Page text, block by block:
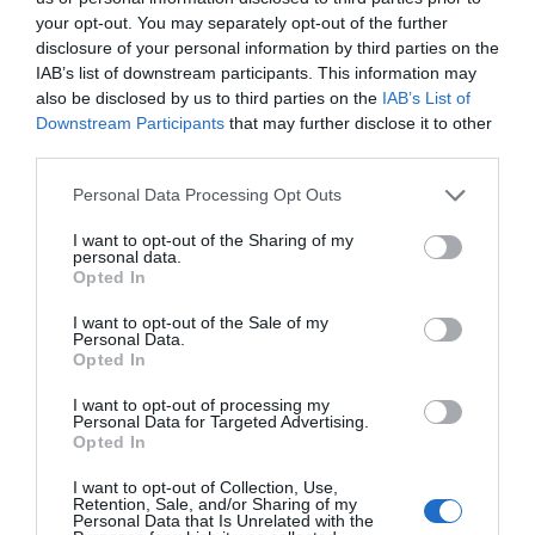
your opt-out. You may separately opt-out of the further
disclosure of your personal information by third parties on the
IAB’s list of downstream participants. This information may
also be disclosed by us to third parties on the IAB’s List of
Downstream Participants that may further disclose it to other
Personal Data Processing Opt Outs
I want to opt-out of the Sharing of my
personal data.
Opted In
I want to opt-out of the Sale of my
Personal Data.
Opted In
I want to opt-out of processing my
Personal Data for Targeted Advertising.
Opted In
I want to opt-out of Collection, Use,
Retention, Sale, and/or Sharing of my
Personal Data that Is Unrelated with the
Cádiz CF
Añadir2Playbookcomo fuente preferida de Google
de forma gratuita
Mantente informado con las últimas noticias de actualidad.
ACTIVAR AHORA
Compartir
Imprimir
2P